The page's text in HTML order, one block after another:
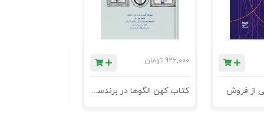
سپس،
را کاهش
از فروش
926,000 تومان
کتاب کهن الگوها در برندسازی - ابزاری برای خلاقها و استراتژیست ها